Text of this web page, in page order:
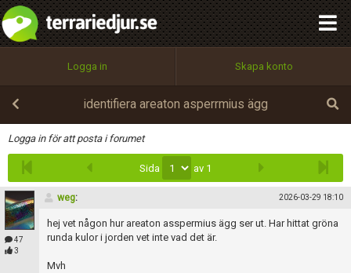
Logga in Skapa konto
identifiera areaton asperrmius ägg
Logga in för att posta i forumet
Sida av 1
47
3
weg: 2026-03-29 18:10
hej vet någon hur areaton asspermius ägg ser ut. Har hittat gröna
runda kulor i jorden vet inte vad det är.
Mvh
Infoga
Utför
100%
OK
integritetspolicy
Namn:
Epost:
Användarnamn:
Lösenord:
Begär nytt lösenord
Tillbaka till förstasidan